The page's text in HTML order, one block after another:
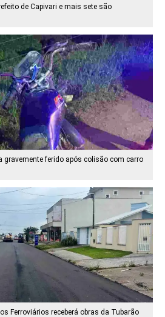
de Capivari e mais sete são
gravemente ferido após colisão com carro
Ferroviários receberá obras da Tubarão